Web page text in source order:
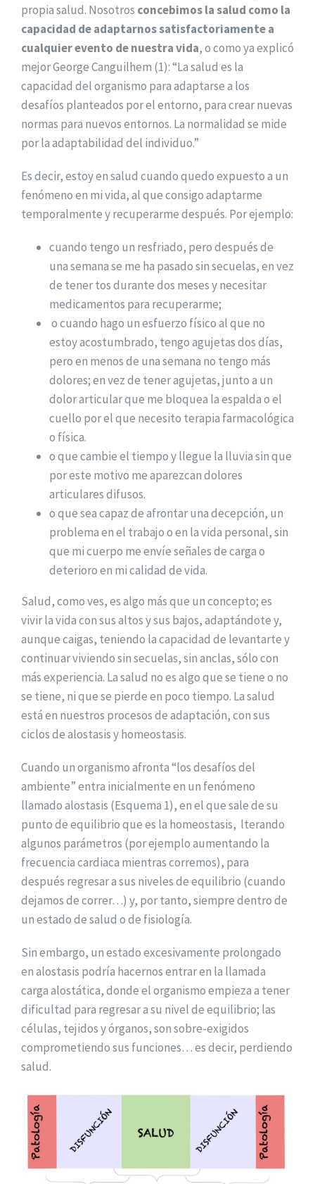
propia salud. Nosotros concebimos la salud como la
capacidad de adaptarnos satisfactoriamente a
cualquier evento de nuestra vida, o como ya explicó
mejor George Canguilhem (1): “La salud es la
capacidad del organismo para adaptarse a los
desafíos planteados por el entorno, para crear nuevas
normas para nuevos entornos. La normalidad se mide
por la adaptabilidad del individuo.”
Es decir, estoy en salud cuando quedo expuesto a un
fenómeno en mi vida, al que consigo adaptarme
temporalmente y recuperarme después. Por ejemplo:
cuando tengo un resfriado, pero después de
una semana se me ha pasado sin secuelas, en vez
de tener tos durante dos meses y necesitar
medicamentos para recuperarme;
o cuando hago un esfuerzo físico al que no
estoy acostumbrado, tengo agujetas dos días,
pero en menos de una semana no tengo más
dolores; en vez de tener agujetas, junto a un
dolor articular que me bloquea la espalda o el
cuello por el que necesito terapia farmacológica
o física.
o que cambie el tiempo y llegue la lluvia sin que
por este motivo me aparezcan dolores
articulares difusos.
o que sea capaz de afrontar una decepción, un
problema en el trabajo o en la vida personal, sin
que mi cuerpo me envíe señales de carga o
deterioro en mi calidad de vida.
Salud, como ves, es algo más que un concepto; es
vivir la vida con sus altos y sus bajos, adaptándote y,
aunque caigas, teniendo la capacidad de levantarte y
continuar viviendo sin secuelas, sin anclas, sólo con
más experiencia. La salud no es algo que se tiene o no
se tiene, ni que se pierde en poco tiempo. La salud
está en nuestros procesos de adaptación, con sus
ciclos de alostasis y homeostasis.
Cuando un organismo afronta “los desafíos del
ambiente” entra inicialmente en un fenómeno
llamado alostasis (Esquema 1), en el que sale de su
punto de equilibrio que es la homeostasis, lterando
algunos parámetros (por ejemplo aumentando la
frecuencia cardiaca mientras corremos), para
después regresar a sus niveles de equilibrio (cuando
dejamos de correr…) y, por tanto, siempre dentro de
un estado de salud o de fisiología.
Sin embargo, un estado excesivamente prolongado
en alostasis podría hacernos entrar en la llamada
carga alostática, donde el organismo empieza a tener
dificultad para regresar a su nivel de equilibrio; las
células, tejidos y órganos, son sobre-exigidos
comprometiendo sus funciones… es decir, perdiendo
salud.